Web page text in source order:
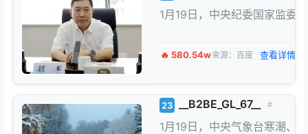
1月19日，中央纪委国家监委
🔥 580.54w来源：百度 查看详情 →
23 __B2BE_GL_67__ #
1月19日，中央气象台寒潮、